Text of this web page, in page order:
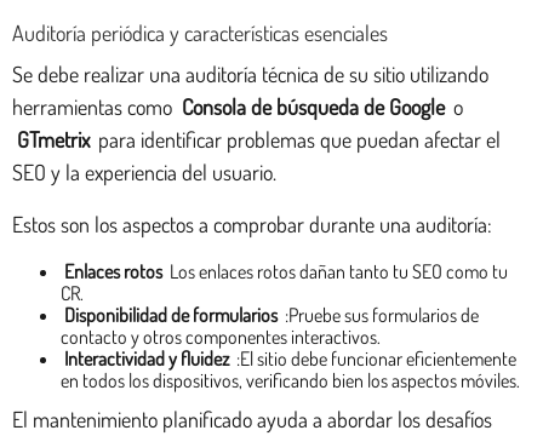
Auditoría periódica y características esenciales
Se debe realizar una auditoría técnica de su sitio utilizando
herramientas como Consola de búsqueda de Google o
GTmetrix para identificar problemas que puedan afectar el
SEO y la experiencia del usuario.
Estos son los aspectos a comprobar durante una auditoría:
Enlaces rotos Los enlaces rotos dañan tanto tu SEO como tu
CR.
Disponibilidad de formularios :Pruebe sus formularios de
contacto y otros componentes interactivos.
Interactividad y fluidez :El sitio debe funcionar eficientemente
en todos los dispositivos, verificando bien los aspectos móviles.
El mantenimiento planificado ayuda a abordar los desafíos